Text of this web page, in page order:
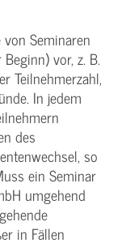
Seminaren
vor, z. B.
Teilnehmerzahl,
In jedem
des
so
ein Seminar
umgehend
in Fällen